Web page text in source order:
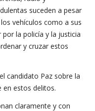
suceden a pesar
vehículos como a sus
la policía y la justicia
y cruzar estos
candidato Paz sobre la
en estos delitos.
claramente y con